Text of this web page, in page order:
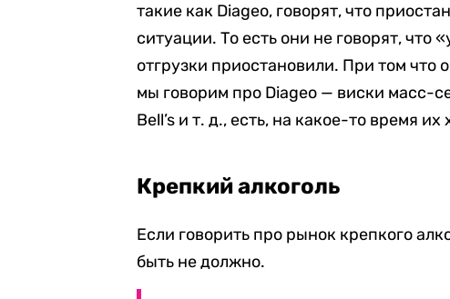
такие как Diageo, говорят, что
ситуации. То есть они не говорят, что
отгрузки приостановили. При том что
мы говорим про Diageo — виски масс-
Bell’s и т. д., есть, на какое-то время
Крепкий алкоголь
Если говорить про рынок крепкого
быть не должно.